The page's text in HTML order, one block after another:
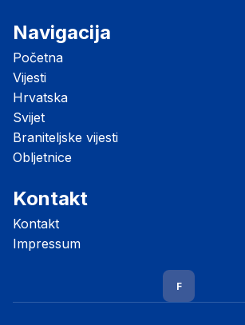
Navigacija
Početna
Vijesti
Hrvatska
Svijet
Braniteljske vijesti
Obljetnice
Kontakt
Kontakt
Impressum
F